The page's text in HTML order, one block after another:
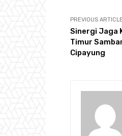
PREVIOUS ARTICLE
Sinergi Jaga
Timur
Cipayung